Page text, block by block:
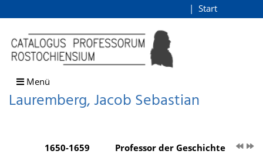
Lauremberg, Jacob
direkt zum Inhalt
Start
Menü
Lauremberg, Jacob Sebastian
1650-1659
Professor der Geschichte